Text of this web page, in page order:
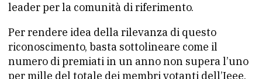
leader per la comunità di riferimento.
Per rendere idea della rilevanza di questo
riconoscimento, basta sottolineare come il
numero di premiati in un anno non supera l’uno
per mille del totale dei membri votanti dell’Ieee,